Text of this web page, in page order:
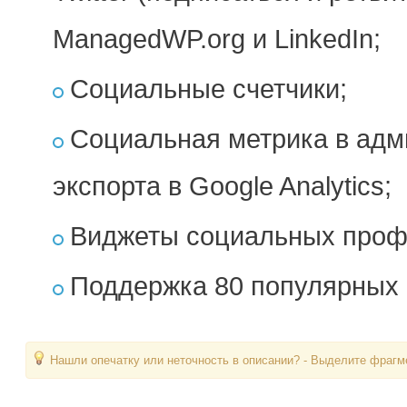
ManagedWP.org и LinkedIn;
Социальные счетчики;
Социальная метрика в
экспорта в Google Analytics;
Виджеты социальных
Поддержка 80
Нашли опечатку или неточность в описании? - Выделите